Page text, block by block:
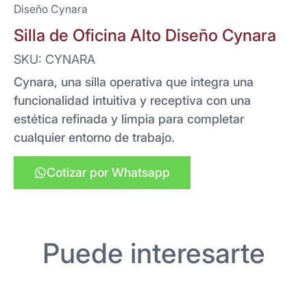
Diseño Cynara
Silla de Oficina Alto Diseño Cynara
SKU: CYNARA
Cynara, una silla operativa que integra una
funcionalidad intuitiva y receptiva con una
estética refinada y limpia para completar
cualquier entorno de trabajo.
Cotizar por Whatsapp
Puede interesarte